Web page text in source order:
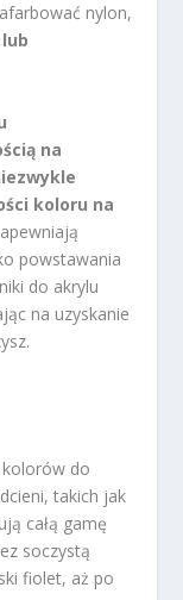
nylon,
na
koloru na
powstawania
do akrylu
na uzyskanie
do
takich jak
całą gamę
soczystą
fiolet, aż po